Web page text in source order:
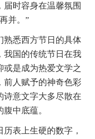
时容身在温馨氛围
并。”
熟悉西方节日的具体
我国的传统节日在我
或是成为热爱文学之
前人赋予的神奇色彩
诗意文字大多尽散在
中底蕴。
表上生硬的数字，